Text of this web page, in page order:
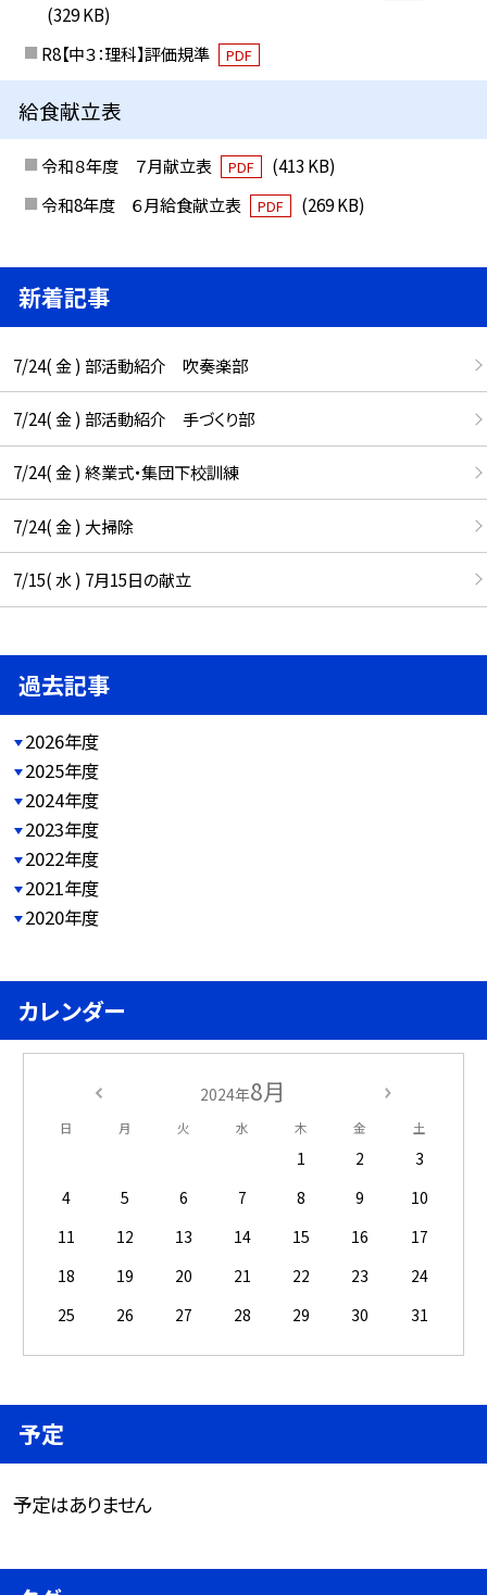
(329 KB)
R8【中３：理科】評価規準
PDF
給食献立表
令和８年度 ７月献立表 PDF
(413 KB)
令和8年度 ６月給食献立表
PDF (269 KB)
新着記事
7/24( 金 ) 部活動紹介 吹奏楽部
7/24( 金 ) 部活動紹介 手づくり部
7/24( 金 ) 終業式・集団下校訓練
7/24( 金 ) 大掃除
7/15( 水 ) 7月15日の献立
過去記事
2026年度
2025年度
2024年度
2023年度
2022年度
2021年度
2020年度
カレンダー
2024年8月
日 月 火 水 木 金 土
1 2
3
4
5 6 7 8 9
10
11
12 13 14 15 16
17
18
19 20 21 22 23
24
25
26 27 28 29 30 31
予定
予定はありません